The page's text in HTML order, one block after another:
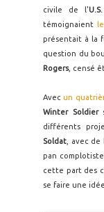
civile de l'
témoignaient
présentait à la
question du
Rogers, censé
Avecun
Winter Soldier
différents
Soldat , avec
pan
cette part des
se faire une idée.